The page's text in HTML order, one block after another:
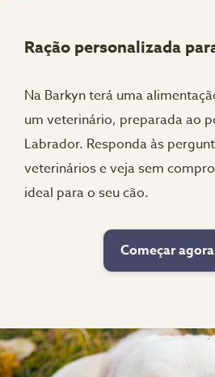
Ração personalizada
Na Barkyn terá uma
um veterinário, preparada ao
Labrador. Responda às
veterinários e veja sem
ideal para o seu cão.
Começar agora